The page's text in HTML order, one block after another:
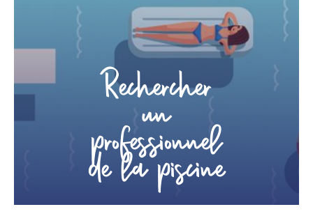
Rechercher
un
professionnel
de la piscine